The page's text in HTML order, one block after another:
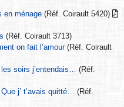
en ménage (Réf. Coirault 5420)
(Réf. Coirault 3713)
on fait l’amour(Réf. Coirault
soirs j’entendais… (Réf.
j’ t’avais quitté… (Réf.